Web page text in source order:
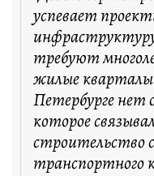
успевает
требуют
жилые кварталы
Петербурге нет
которое
строительство
транспортного